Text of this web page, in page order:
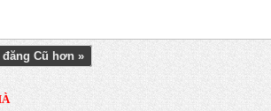
đăng Cũ hơn »